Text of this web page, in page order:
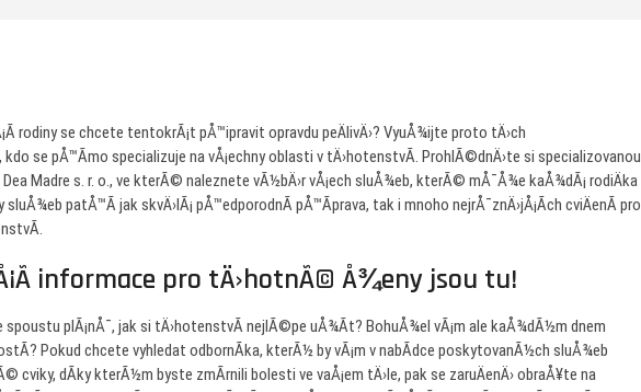
rodiny se chcete tentokrÃ¡t pÅ™ipravit opravdu peÄlivÄ›? VyuÅ¾ijte proto tÄ›ch
se pÅ™Ã­mo specializuje na vÅ¡echny oblasti v tÄ›hotenstvÃ­. ProhlÃ©dnÄ›te si specializovanou
Madre s. r. o., ve kterÃ© naleznete vÃ½bÄ›r vÅ¡ech sluÅ¾eb, kterÃ© mÅ¯Å¾e kaÅ¾dÃ¡ rodiÄka
sluÅ¾eb patÅ™Ã­ jak skvÄ›lÃ¡ pÅ™edporodnÃ­ pÅ™Ã­prava, tak i mnoho nejrÅ¯znÄ›jÅ¡Ã­ch cviÄenÃ­ pro
informace pro tÄ›hotnÃ© Å¾eny jsou tu!
spoustu plÃ¡nÅ¯, jak si tÄ›hotenstvÃ­ nejlÃ©pe uÅ¾Ã­t? BohuÅ¾el vÃ¡m ale kaÅ¾dÃ½m dnem
Pokud chcete vyhledat odbornÃ­ka, kterÃ½ by vÃ¡m v nabÃ­dce poskytovanÃ½ch sluÅ¾eb
cviky, dÃ­ky kterÃ½m byste zmÃ­rnili bolesti ve vaÅ¡em tÄ›le, pak se zaruÄenÄ› obraÅ¥te na